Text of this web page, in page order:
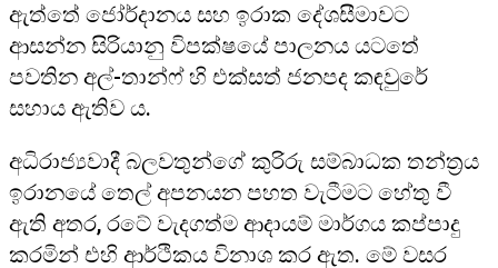
ඇත්තේ ජෝර්දානය සහ ඉරාක දේශසීමාවට
ආසන්න සිරියානු විපක්ෂයේ පාලනය යටතේ
පවතින අල්-තාන්ෆ් හි එක්සත් ජනපද කඳවුරේ
සහාය ඇතිව ය.
අධිරාජ්‍යවාදී බලවතුන්ගේ කුරිරු සම්බාධක තන්ත්‍රය
ඉරානයේ තෙල් අපනයන පහත වැටීමට හේතු වී
ඇති අතර, රටේ වැදගත්ම ආදායම් මාර්ගය කප්පාදු
කරමින් එහි ආර්ථිකය විනාශ කර ඇත. මේ වසර